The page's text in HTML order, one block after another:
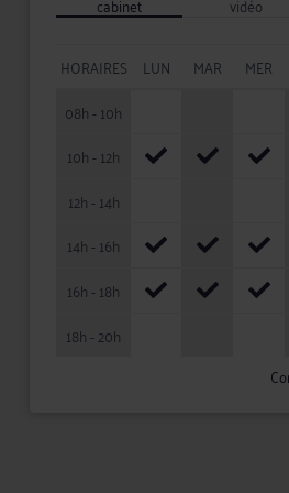
HORAIRES LUN MAR MER
08h - 10h
10h - 12h
12h - 14h
14h - 16h
16h - 18h
18h - 20h